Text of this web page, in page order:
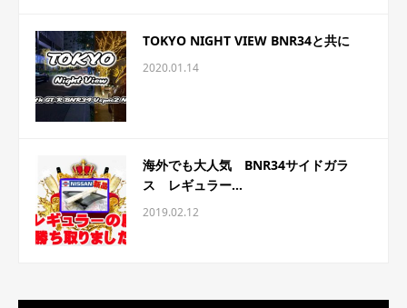
TOKYO NIGHT VIEW BNR34と共に
2020.01.14
海外でも大人気 BNR34サイドガラ
ス レギュラー...
2019.02.12